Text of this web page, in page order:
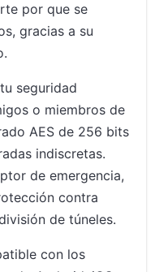
por que se
gracias a su
seguridad
o miembros de
AES de 256 bits
indiscretas.
de emergencia,
contra
de túneles.
con los